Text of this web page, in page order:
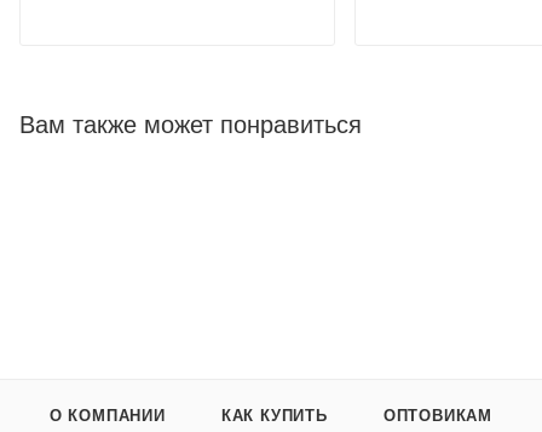
Вам также может понравиться
О КОМПАНИИ КАК КУПИТЬ ОПТОВИКАМ